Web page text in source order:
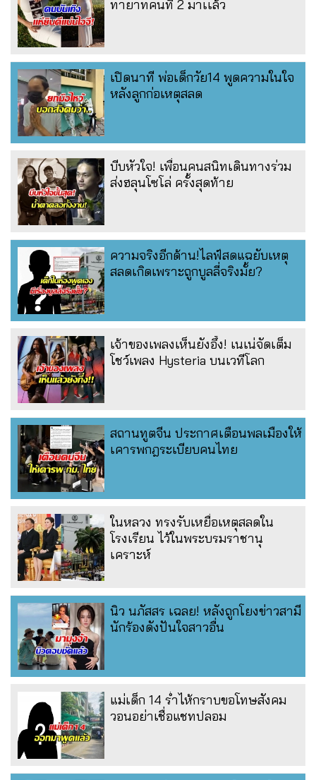
ทายาทคนที่ 2 มาเเล้ว
เปิดนาที พ่อเด็กวัย14 พูดความในใจ
หลังลูกก่อเหตุสลด
บีบหัวใจ! เพื่อนคนสนิทเดินทางร่วม
ส่งฮลุนโซโล่ ครั้งสุดท้าย
ความจริงอีกด้าน!ไลฟ์สดแฉยับเหตุ
สลดเกิดเพราะถูกบูลลี่จริงมั้ย?
เจ้าของเพลงเห็นยังอึ้ง! เนเน่จัดเต็ม
โชว์เพลง Hysteria บนเวทีโลก
สถานทูตจีน ประกาศเตือนพลเมืองให้
เคารพกฎระเบียบคนไทย
ในหลวง ทรงรับเหยื่อเหตุสลดใน
โรงเรียน ไว้ในพระบรมราชานุ
เคราะห์
นิว นภัสสร เฉลย! หลังถูกโยงข่าวสามี
นักร้องดังปันใจสาวอื่น
แม่เด็ก 14 ร่ำไห้กราบขอโทษสังคม
วอนอย่าเชื่อแชทปลอม